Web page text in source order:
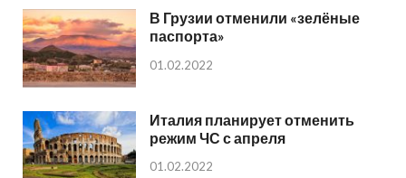
В Грузии отменили «зелёные
паспорта»
01.02.2022
Италия планирует отменить
режим ЧС с апреля
01.02.2022